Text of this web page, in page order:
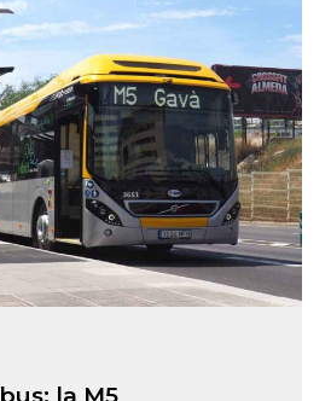
la M5